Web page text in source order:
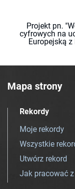
Projekt pn.
cyfrowych na
Europejską
Mapa strony
Rekordy
Moje rekordy
Wszystkie
Utwórz rekord
Jak pracować